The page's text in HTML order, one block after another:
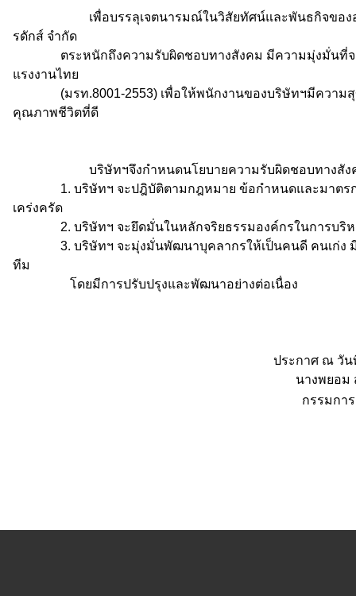
เพื่อบรรลุเจตนารมณ์ในวิสัยทัศน์และพันธกิจขององ
รดักส์ จำกัด
ตระหนักถึงความรับผิดชอบทางสังคม มีความมุ่งมั่นที่จ
แรงงานไทย
(มรท.8001-2553) เพื่อให้พนักงานของบริษัทฯมีความสุ
คุณภาพชีวิตที่ดี
บริษัทฯจึงกำหนดนโยบายความรับผิดชอบทางสังคม
1. บริษัทฯ จะปฎิบัติตามกฎหมาย ข้อกำหนดและมาตรกา
เคร่งครัด
2. บริษัทฯ จะยึดมั่นในหลักจริยธรรมองค์กรในการบริห
3. บริษัทฯ จะมุ่งมั่นพัฒนาบุคลากรให้เป็นคนดี คนเก่ง มี
ทีม
โดยมีการปรับปรุงและพัฒนาอย่างต่อเนื่อง
ประกาศ ณ วันที่ 14 มีนา
นางพยอม สมประ
กรรมการผู้จัดก